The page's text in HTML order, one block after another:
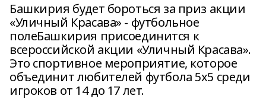
Башкирия будет бороться за приз акции
«Уличный Красава» - футбольное
полеБашкирия присоединится к
всероссийской акции «Уличный Красава».
Это спортивное мероприятие, которое
объединит любителей футбола 5х5 среди
игроков от 14 до 17 лет.